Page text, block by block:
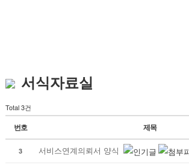
서식자료실
Total 3건
번호 제목
3 서비스연계의뢰서 양식